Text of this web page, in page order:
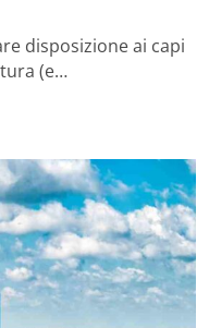
disposizione ai capi
(e…